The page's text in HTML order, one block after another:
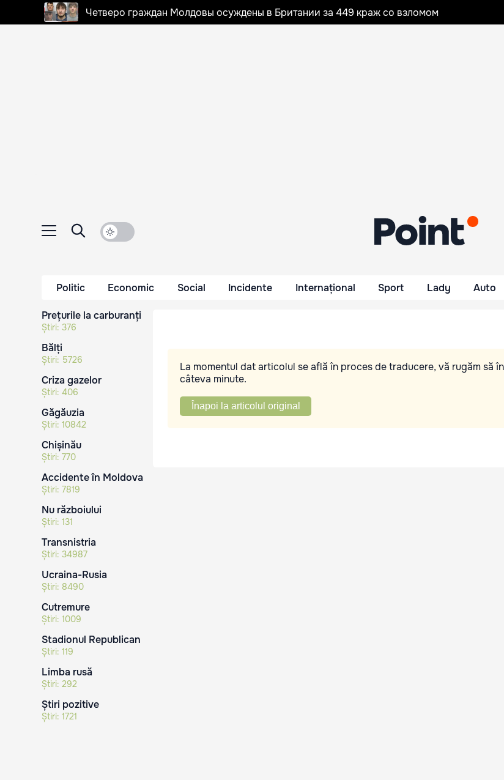
Четверо граждан Молдовы осуждены в Британии за 449 краж со взломом
Politic Economic Social Incidente Internațional Sport Lady Auto
Prețurile la carburanți
Știri: 376
Bălți
Știri: 5726
Criza gazelor
Știri: 406
Găgăuzia
Știri: 10842
Chișinău
Știri: 770
Accidente în Moldova
Știri: 7819
Nu războiului
Știri: 131
Transnistria
Știri: 34987
Ucraina-Rusia
Știri: 8490
Cutremure
Știri: 1009
Stadionul Republican
Știri: 119
Limba rusă
Știri: 292
Știri pozitive
Știri: 1721
La momentul dat articolul se află în proces de traducere, vă rugăm să
câteva minute.
Înapoi la articolul original